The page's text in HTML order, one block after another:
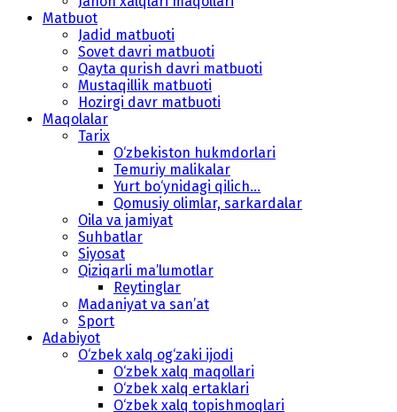
Matbuot
Jadid matbuoti
Sovet davri matbuoti
Qayta qurish davri matbuoti
Mustaqillik matbuoti
Hozirgi davr matbuoti
Maqolalar
Tarix
O‘zbekiston hukmdorlari
Temuriy malikalar
Yurt bo‘ynidagi qilich...
Qomusiy olimlar, sarkardalar
Oila va jamiyat
Suhbatlar
Siyosat
Qiziqarli ma’lumotlar
Reytinglar
Madaniyat va san’at
Sport
Adabiyot
O‘zbek xalq og‘zaki ijodi
O‘zbek xalq maqollari
O‘zbek xalq ertaklari
O‘zbek xalq topishmoqlari